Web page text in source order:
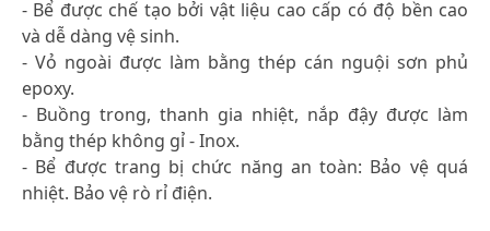
- Bể được chế tạo bởi vật liệu cao cấp có độ bền cao
và dễ dàng vệ sinh.
- Vỏ ngoài được làm bằng thép cán nguội sơn phủ
epoxy.
- Buồng trong, thanh gia nhiệt, nắp đậy được làm
bằng thép không gỉ - Inox.
- Bể được trang bị chức năng an toàn: Bảo vệ quá
nhiệt. Bảo vệ rò rỉ điện.